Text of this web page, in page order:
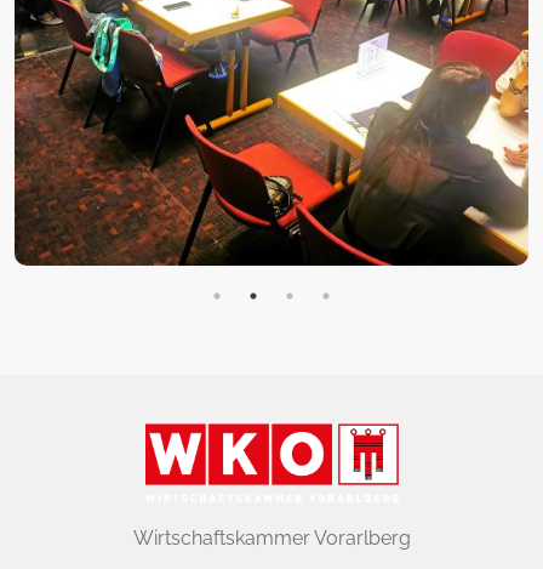
Wirtschaftskammer Vorarlberg